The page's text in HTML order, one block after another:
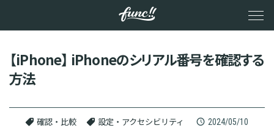
ン
【iPhone】 iPhoneのシリアル番号を確認する
方法
確認・比較 設定・アクセシビリティ 2024/05/10